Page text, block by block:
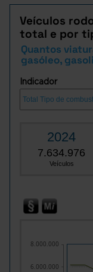
Veículos
total e por
Quantos
gasóleo,
Indicador
2024
7.634.976
Veículos
6.000.000
8.000.000